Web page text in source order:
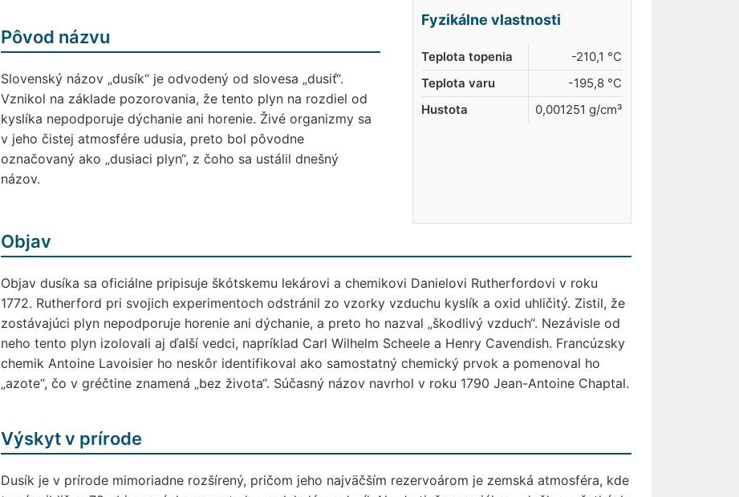
Pôvod názvu
Slovenský názov „dusík“ je odvodený od slovesa „dusiť“.
Vznikol na základe pozorovania, že tento plyn na rozdiel od
kyslíka nepodporuje dýchanie ani horenie. Živé organizmy sa
v jeho čistej atmosfére udusia, preto bol pôvodne
označovaný ako „dusiaci plyn“, z čoho sa ustálil dnešný
názov.
Fyzikálne vlastnosti
Teplota topenia
-210,1 °C
Teplota varu
-195,8 °C
Hustota
0,001251 g/cm³
Objav
Objav dusíka sa oficiálne pripisuje škótskemu lekárovi a chemikovi Danielovi Rutherfordovi v roku
1772. Rutherford pri svojich experimentoch odstránil zo vzorky vzduchu kyslík a oxid uhličitý. Zistil, že
zostávajúci plyn nepodporuje horenie ani dýchanie, a preto ho nazval „škodlivý vzduch“. Nezávisle od
neho tento plyn izolovali aj ďalší vedci, napríklad Carl Wilhelm Scheele a Henry Cavendish. Francúzsky
chemik Antoine Lavoisier ho neskôr identifikoval ako samostatný chemický prvok a pomenoval ho
„azote“, čo v gréčtine znamená „bez života“. Súčasný názov navrhol v roku 1790 Jean-Antoine Chaptal.
Výskyt v prírode
Dusík je v prírode mimoriadne rozšírený, pričom jeho najväčším rezervoárom je zemská atmosféra, kde